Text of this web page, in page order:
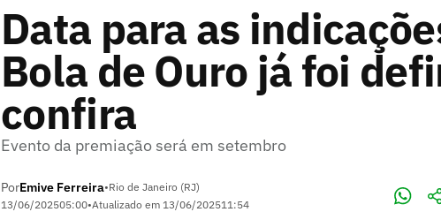
Data para as
Bola de Ouro já foi
confira
Evento da premiação será em setembro
PorEmive Ferreira•Rio de Janeiro (RJ)
13/06/202505:00•Atualizado em 13/06/202511:54